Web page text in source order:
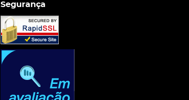
Segurança